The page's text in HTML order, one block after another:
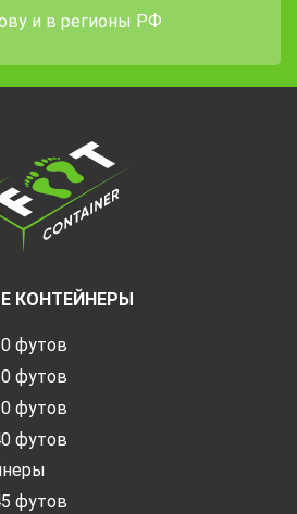
и в регионы РФ
КОНТЕЙНЕРЫ
футов
футов
футов
футов
футов